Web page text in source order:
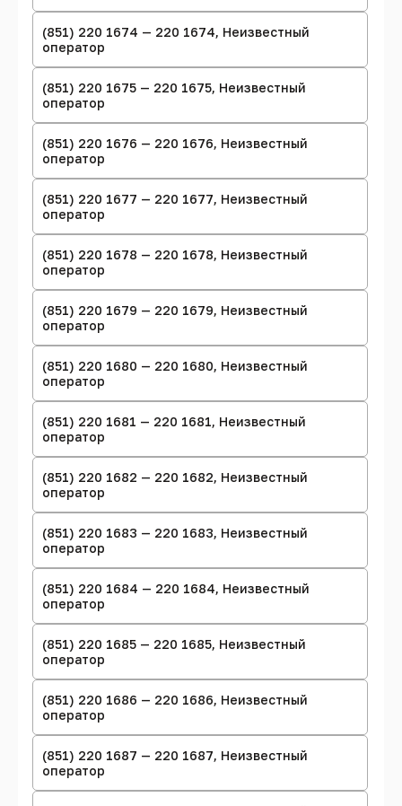
(851) 220 1674 — 220 1674, Неизвестный
оператор
(851) 220 1675 — 220 1675, Неизвестный
оператор
(851) 220 1676 — 220 1676, Неизвестный
оператор
(851) 220 1677 — 220 1677, Неизвестный
оператор
(851) 220 1678 — 220 1678, Неизвестный
оператор
(851) 220 1679 — 220 1679, Неизвестный
оператор
(851) 220 1680 — 220 1680, Неизвестный
оператор
(851) 220 1681 — 220 1681, Неизвестный
оператор
(851) 220 1682 — 220 1682, Неизвестный
оператор
(851) 220 1683 — 220 1683, Неизвестный
оператор
(851) 220 1684 — 220 1684, Неизвестный
оператор
(851) 220 1685 — 220 1685, Неизвестный
оператор
(851) 220 1686 — 220 1686, Неизвестный
оператор
(851) 220 1687 — 220 1687, Неизвестный
оператор